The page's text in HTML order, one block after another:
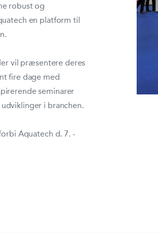
robust og
en platform til
vil præsentere deres
fire dage med
seminarer
i branchen.
Aquatech d. 7. -